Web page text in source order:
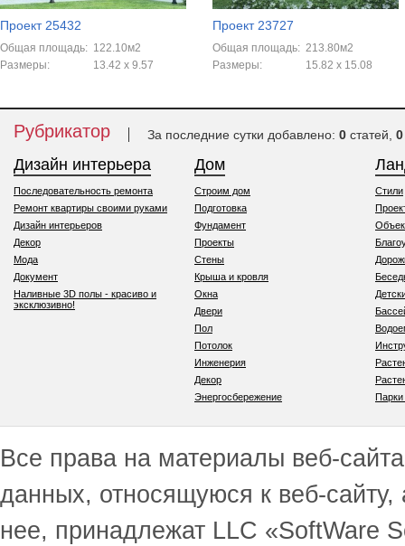
Проект 25432
Общая площадь: 122.10м2
Размеры:
13.42 x 9.57
Проект 23727
Общая площадь: 213.80м2
Размеры:
15.82 x 15.08
Рубрикатор За последние сутки добавлено: 0 статей, 0
Дизайн интерьера
Последовательность ремонта
Ремонт квартиры своими руками
Дизайн интерьеров
Декор
Мода
Документ
Наливные 3D полы - красиво и
эксклюзивно!
Дом
Строим дом
Подготовка
Фундамент
Проекты
Стены
Крыша и кровля
Окна
Двери
Пол
Потолок
Инженерия
Декор
Энергосбережение
Стили
Все права на материалы веб-
данных, относящуюся к веб-
нее, принадлежат LLC